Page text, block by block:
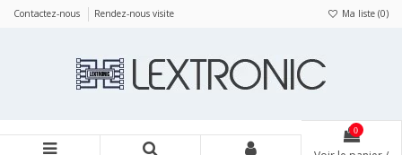
Contactez-nous Rendez-nous visite Ma liste (0)
0
Panneau de gestion des cookies